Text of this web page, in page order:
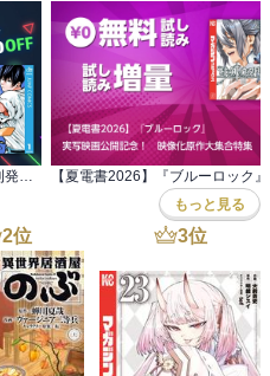
もっと見る
2位 3位